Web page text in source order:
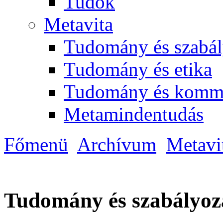
Metavita
Tudomány és
Tudomány és etika
Tudomány és
Metamindentudás
Főmenü Archívum
Tudomány és